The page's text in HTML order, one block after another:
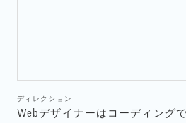
Webデザイナーはコーディング
ディレクション